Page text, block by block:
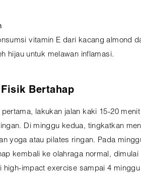
vitamin E dari kacang almond
hijau untuk melawan inflamasi.
Bertahap
pertama, lakukan jalan kaki 15-20
Di minggu kedua, tingkatkan
yoga atau pilates ringan. Pada
kembali ke olahraga normal, dimulai
high-impact exercise sampai 4